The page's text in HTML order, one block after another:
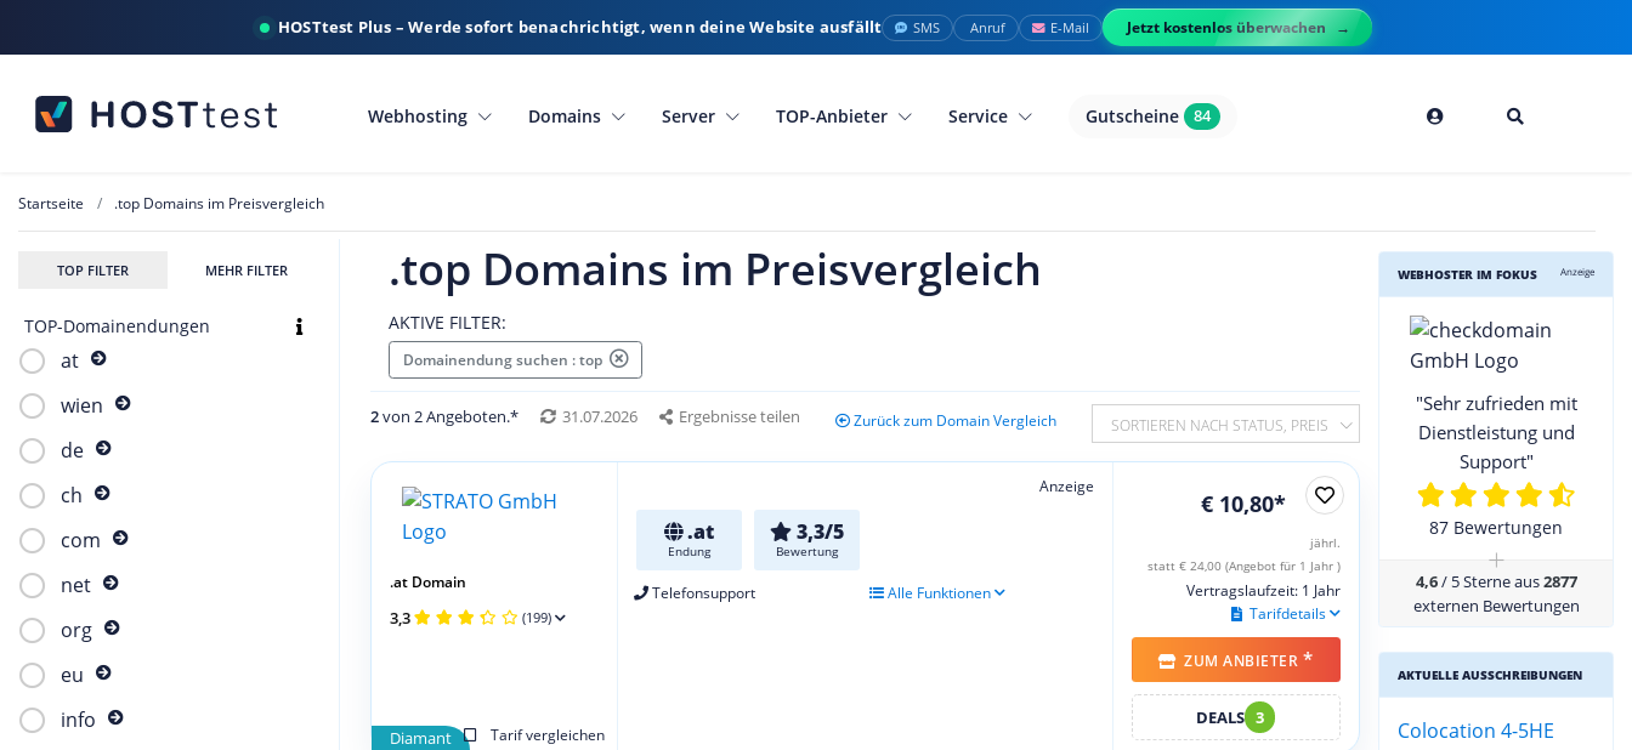
HOSTtest Plus – Werde sofort benachrichtigt, wenn deine Website ausfällt SMS Anruf E-Mail Jetzt kostenlos überwachen
Webhosting Domains Server TOP-Anbieter Service Gutscheine 84
Startseite .top Domains im Preisvergleich
TOP FILTER MEHR FILTER
TOP-Domainendungen
at
wien
de
ch
com
net
org
eu
info
.top Domains im Preisvergleich
AKTIVE FILTER:
Domainendung suchen : top
2von 2 Angeboten.* 31.07.2026 Ergebnisse teilen Zurück zum Domain Vergleich SORTIEREN NACH STATUS, PREIS
Anzeige
.at
Endung
3,3/5
Bewertung
Telefonsupport Alle Funktionen
Diamant Tarif vergleichen
.at Domain
3,3 (199)
€ 10,80*
jährl.
statt € 24,00 (Angebot für 1 Jahr )
Vertragslaufzeit: 1 Jahr
Tarifdetails
ZUM ANBIETER *
DEALS 3
WEBHOSTER IM FOKUS Anzeige
"Sehr zufrieden mit
Dienstleistung und
Support"
87 Bewertungen
+
4,6/ 5 Sterne aus2877
externen Bewertungen
AKTUELLE AUSSCHREIBUNGEN
Colocation 4-5HE